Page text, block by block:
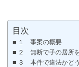
目次
１ 事案の概要
２ 無断で子の居所
３ 本件で違法かど